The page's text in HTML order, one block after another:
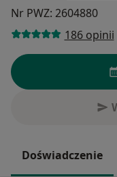
Nr PWZ: 2604880
186 opinii
Doświadczenie